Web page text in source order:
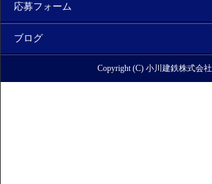
応募フォーム
ブログ
Copyright (C) 小川建鉄株式会社